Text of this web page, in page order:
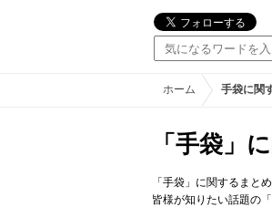
ホーム 手袋に関
「手袋」
「手袋」に関するまと
皆様が知りたい話題の